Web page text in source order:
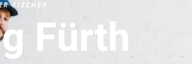
FISCHER
Fürth